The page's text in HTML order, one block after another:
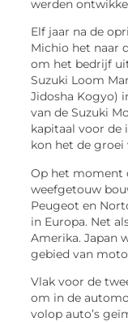
werden
Elf jaar na de
Michio het naar
om het bedrijf
Suzuki Loom
Jidosha Kogyo)
van de Suzuki
kapitaal voor de
kon het de groei
Op het moment
weefgetouw
Peugeot en
in Europa. Net
Amerika. Japan
gebied van
Vlak voor de
om in de
volop auto’s